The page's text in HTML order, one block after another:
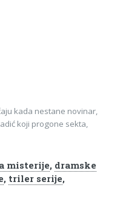
kada nestane novinar,
koji progone sekta,
misterije, dramske
, triler serije,